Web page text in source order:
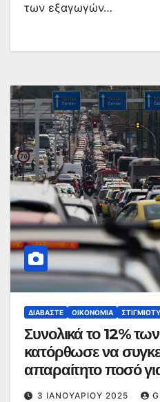
των εξαγωγών…
ΔΙΑΒΆΣΤΕ ΟΙΚΟΝΟΜΊΑ
Συνολικά το 12%
κατόρθωσε να
απαραίτητο ποσό
κυκλοφορίας
3 ΙΑΝΟΥΑΡΊΟΥ 2025